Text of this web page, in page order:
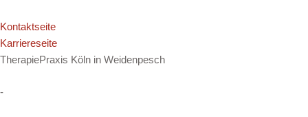
Kontaktseite
Karriereseite
TherapiePraxis Köln in Weidenpesch
-